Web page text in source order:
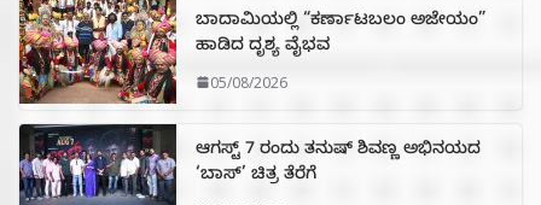
ಬಾದಾಮಿಯಲ್ಲಿ “ಕರ್ಣಾಟಬಲಂ ಅಜೇಯಂ”
ಹಾಡಿದ ದೃಶ್ಯ ವೈಭವ
05/08/2026
ಆಗಸ್ಟ್ 7 ರಂದು ತನುಷ್ ಶಿವಣ್ಣ ಅಭಿನಯದ
‘ಬಾಸ್’ ಚಿತ್ರ ತೆರೆಗೆ